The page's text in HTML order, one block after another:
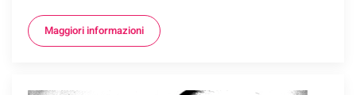
Maggiori informazioni